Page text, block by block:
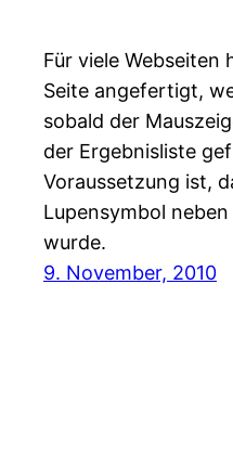
Für viele Webseiten
Seite angefertigt,
sobald der
der Ergebnisliste
Voraussetzung ist,
Lupensymbol
wurde.
9. November, 2010